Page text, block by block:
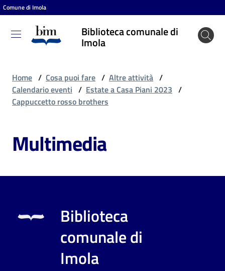
Vai al contenuto
Vai alla navigazione
Vai al footer
Comune di Imola
Biblioteca comunale di
Imola
Biblioteca
comunale
Cosa
fare
Scopri
Home / Cosa puoi fare / Altre attività /
Calendario eventi / Estate a Casa Piani 2023 /
Cappuccetto rosso brothers
Multimedia
Biblioteca
comunale di
Imola